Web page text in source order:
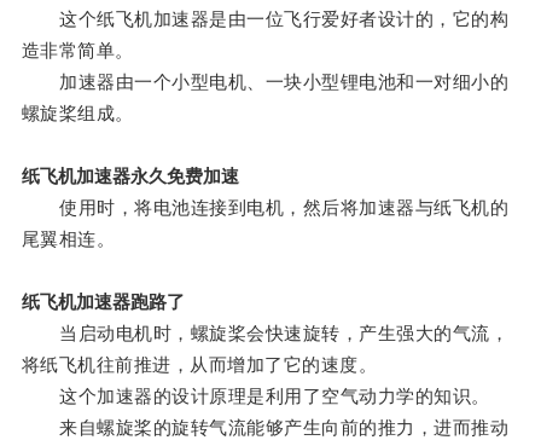
这个纸飞机加速器是由一位飞行爱好者设计的，它的构
造非常简单。
加速器由一个小型电机、一块小型锂电池和一对细小的
螺旋桨组成。
纸飞机加速器永久免费加速
使用时，将电池连接到电机，然后将加速器与纸飞机的
尾翼相连。
纸飞机加速器跑路了
当启动电机时，螺旋桨会快速旋转，产生强大的气流，
将纸飞机往前推进，从而增加了它的速度。
这个加速器的设计原理是利用了空气动力学的知识。
来自螺旋桨的旋转气流能够产生向前的推力，进而推动